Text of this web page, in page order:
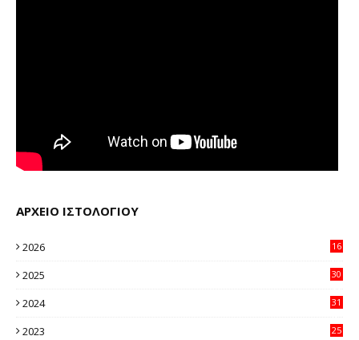
ΑΡΧΕΙΟ ΙΣΤΟΛΟΓΙΟΥ
2026
16
2025
30
2024
31
2023
25